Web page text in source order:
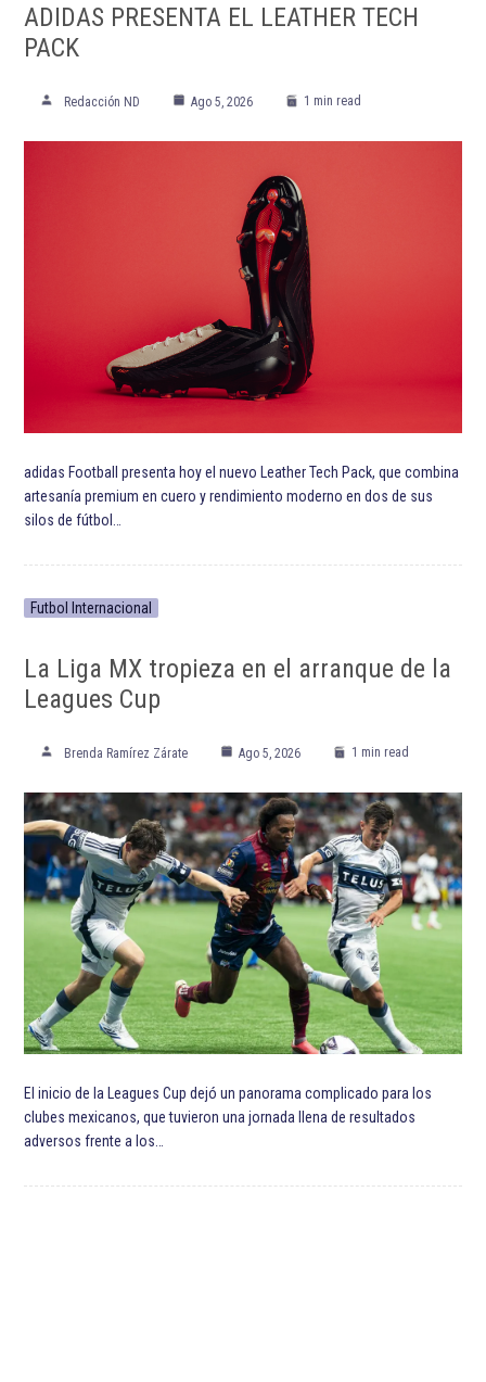
ADIDAS PRESENTA EL LEATHER TECH
PACK
Redacción ND Ago 5, 2026 1 min read
adidas Football presenta hoy el nuevo Leather Tech Pack, que combina
artesanía premium en cuero y rendimiento moderno en dos de sus
silos de fútbol…
Futbol Internacional
La Liga MX tropieza en el arranque de la
Leagues Cup
Brenda Ramírez Zárate Ago 5, 2026 1 min read
El inicio de la Leagues Cup dejó un panorama complicado para los
clubes mexicanos, que tuvieron una jornada llena de resultados
adversos frente a los…